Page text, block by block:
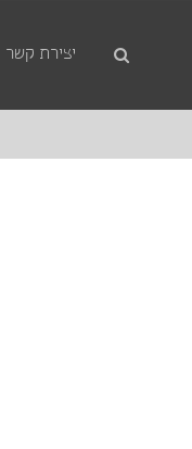
יצירת קשר